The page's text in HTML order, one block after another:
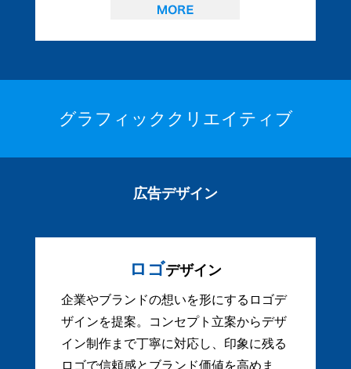
グラフィッククリエイティブ
広告デザイン
ロゴデザイン
企業やブランドの想いを形にするロゴデ
ザインを提案。コンセプト立案からデザ
イン制作まで丁寧に対応し、印象に残る
ロゴで信頼感とブランド価値を高めま